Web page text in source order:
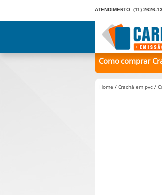
ATENDIMENTO: (11) 2626-
Como comprar
Home / Crachá em pvc /